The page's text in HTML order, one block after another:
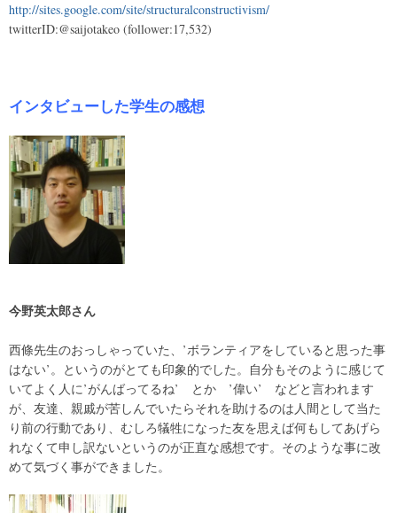
http://sites.google.com/site/structuralconstructivism/
twitterID:@saijotakeo (follower:17,532)
インタビューした学生の感想
今野英太郎さん
西條先生のおっしゃっていた、’ボランティアをしていると思った事
はない’。というのがとても印象的でした。自分もそのように感じて
いてよく人に’がんばってるね’ とか ’偉い’ などと言われます
が、友達、親戚が苦しんでいたらそれを助けるのは人間として当た
り前の行動であり、むしろ犠牲になった友を思えば何もしてあげら
れなくて申し訳ないというのが正直な感想です。そのような事に改
めて気づく事ができました。